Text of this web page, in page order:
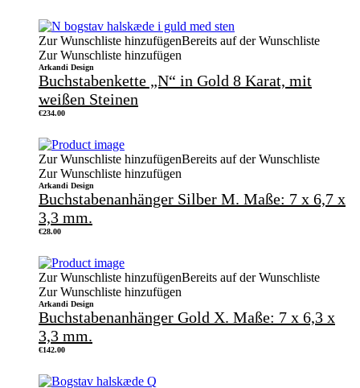
Zur Wunschliste hinzufügenBereits auf der Wunschliste
Zur Wunschliste hinzufügen
Arkandi Design
Buchstabenkette „N“ in Gold 8 Karat, mit
weißen Steinen
€234.00
Zur Wunschliste hinzufügenBereits auf der Wunschliste
Zur Wunschliste hinzufügen
Arkandi Design
Buchstabenanhänger Silber M. Maße: 7 x 6,7 x
3,3 mm.
€28.00
Zur Wunschliste hinzufügenBereits auf der Wunschliste
Zur Wunschliste hinzufügen
Arkandi Design
Buchstabenanhänger Gold X. Maße: 7 x 6,3 x
3,3 mm.
€142.00